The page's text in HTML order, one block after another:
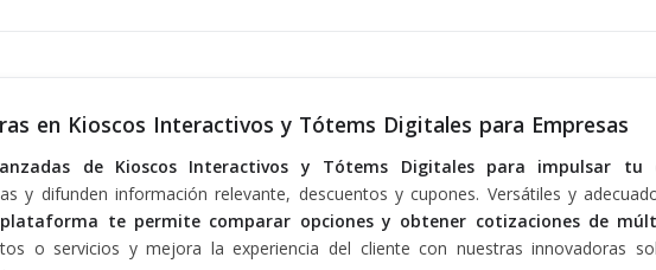
en Kioscos Interactivos y Tótems Digitales para Empresas
de Kioscos Interactivos y Tótems Digitales para impulsar tu
y difunden información relevante, descuentos y cupones. Versátiles y
te permite comparar opciones y obtener cotizaciones de
o servicios y mejora la experiencia del cliente con nuestras innovadoras